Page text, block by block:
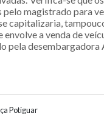
magistrado para
capitalizaria,
a venda de
pela desembargadora
Potiguar